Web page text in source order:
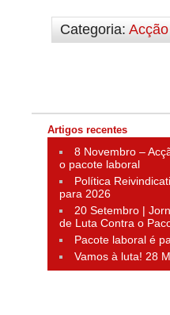
Categoria:
Artigos recentes
8 Novembro –
o pacote laboral
Política
para 2026
20 Setembro |
de Luta Contra o
Pacote laboral é
Vamos à luta! 28